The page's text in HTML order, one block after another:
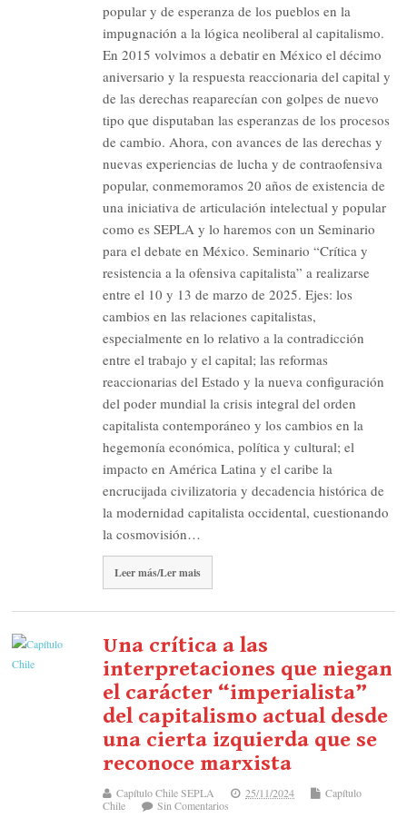
popular y de esperanza de los pueblos en la
impugnación a la lógica neoliberal al capitalismo.
En 2015 volvimos a debatir en México el décimo
aniversario y la respuesta reaccionaria del capital y
de las derechas reaparecían con golpes de nuevo
tipo que disputaban las esperanzas de los procesos
de cambio. Ahora, con avances de las derechas y
nuevas experiencias de lucha y de contraofensiva
popular, conmemoramos 20 años de existencia de
una iniciativa de articulación intelectual y popular
como es SEPLA y lo haremos con un Seminario
para el debate en México. Seminario “Crítica y
resistencia a la ofensiva capitalista” a realizarse
entre el 10 y 13 de marzo de 2025. Ejes: los
cambios en las relaciones capitalistas,
especialmente en lo relativo a la contradicción
entre el trabajo y el capital; las reformas
reaccionarias del Estado y la nueva configuración
del poder mundial la crisis integral del orden
capitalista contemporáneo y los cambios en la
hegemonía económica, política y cultural; el
impacto en América Latina y el caribe la
encrucijada civilizatoria y decadencia histórica de
la modernidad capitalista occidental, cuestionando
la cosmovisión…
Leer más/Ler mais
Una crítica a las
interpretaciones que niegan
el carácter “imperialista”
del capitalismo actual desde
una cierta izquierda que se
reconoce marxista
Capítulo Chile SEPLA 25/11/2024
Capítulo
Chile
Sin Comentarios